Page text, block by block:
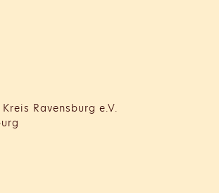
Ravensburg e.V.